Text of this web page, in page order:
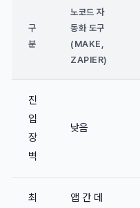
구
분
노코드 자
동화 도구
(MAKE,
ZAPIER)
진
입
장
벽
낮음
최
앱 간 데